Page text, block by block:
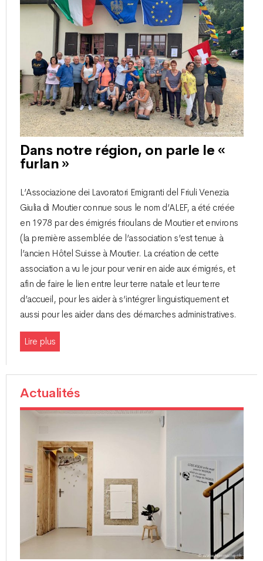
Dans notre région, on parle le «
furlan »
L’Associazione dei Lavoratori Emigranti del Friuli Venezia
Giulia di Moutier connue sous le nom d’ALEF, a été créée
en 1978 par des émigrés frioulans de Moutier et environs
(la première assemblée de l’association s’est tenue à
l’ancien Hôtel Suisse à Moutier. La création de cette
association a vu le jour pour venir en aide aux émigrés, et
afin de faire le lien entre leur terre natale et leur terre
d’accueil, pour les aider à s’intégrer linguistiquement et
aussi pour les aider dans des démarches administratives.
Lire plus
Actualités